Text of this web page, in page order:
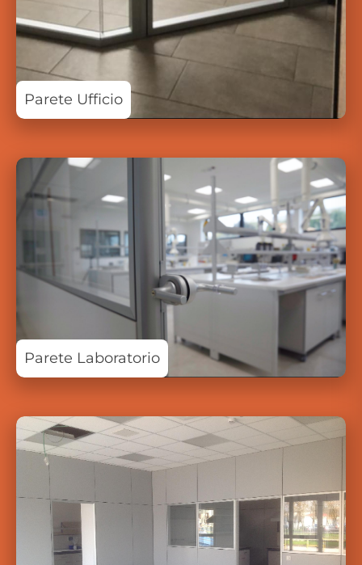
Parete Ufficio
Parete Laboratorio